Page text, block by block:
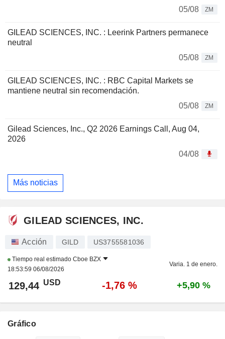
05/08
ZM
GILEAD SCIENCES, INC. : Leerink Partners permanece
neutral
05/08
ZM
GILEAD SCIENCES, INC. : RBC Capital Markets se
mantiene neutral sin recomendación.
05/08
ZM
Gilead Sciences, Inc., Q2 2026 Earnings Call, Aug 04,
2026
04/08
Más noticias
GILEAD SCIENCES, INC.
Acción GILD US3755581036
Tiempo real estimado Cboe BZX
18:53:59 06/08/2026
Varia. 1 de enero.
129,44 USD -1,76 % +5,90 %
Gráfico